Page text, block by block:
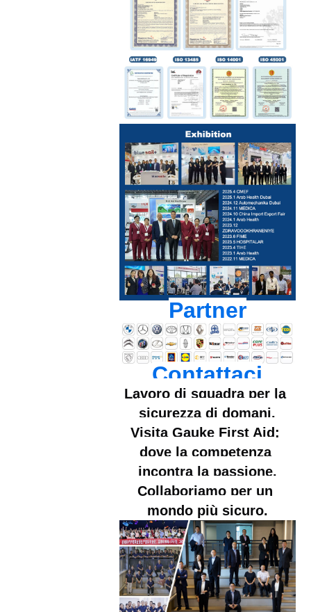
Partner
Contattaci
Lavoro di squadra per la
sicurezza di domani.
Visita Gauke First Aid:
dove la competenza
incontra la passione.
Collaboriamo per un
mondo più sicuro.